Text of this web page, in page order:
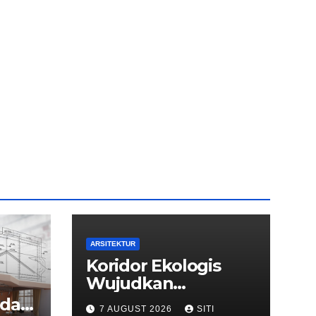
ARSITEKTUR
Koridor Ekologis
Wujudkan
Arsitektur yang
7 AUGUST 2026 SITI